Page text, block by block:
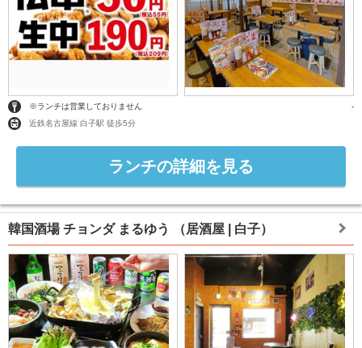
※ランチは営業しておりません
-
近鉄名古屋線 白子駅 徒歩5分
ランチの詳細を見る
韓国酒場 チョンダ まるゆう （居酒屋 | 白子）